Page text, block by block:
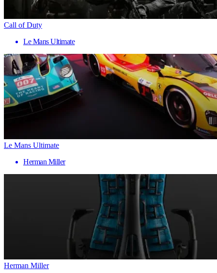
Call of Duty
Le Mans Ultimate
Le Mans Ultimate
Herman Miller
Herman Miller